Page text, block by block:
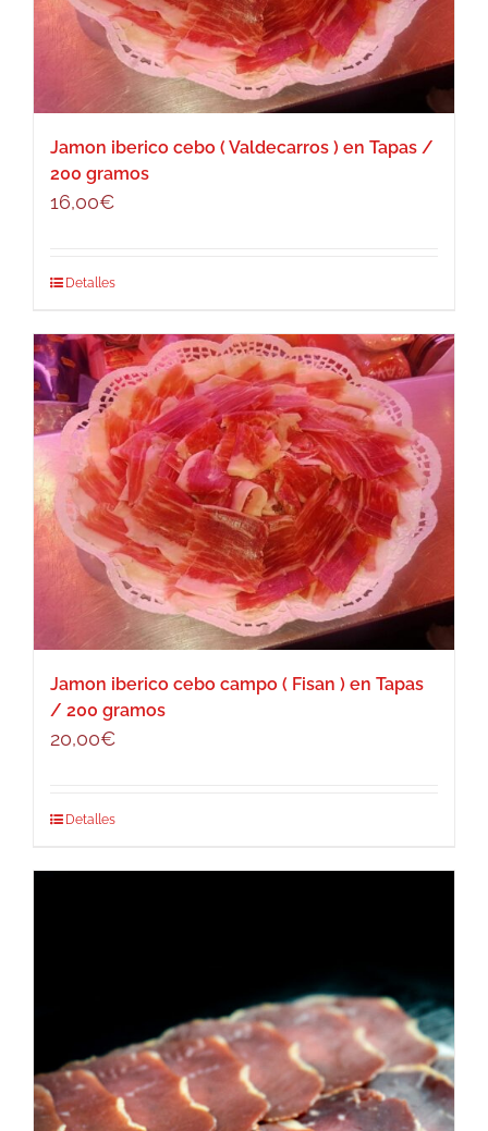
Jamon iberico cebo ( Valdecarros ) en Tapas /
200 gramos
16,00€
Detalles
Jamon iberico cebo campo ( Fisan ) en Tapas
/ 200 gramos
20,00€
Detalles